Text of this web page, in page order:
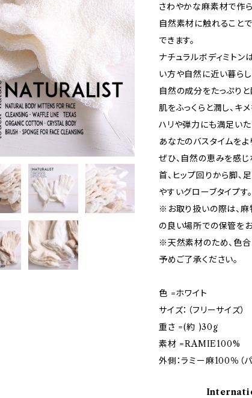
さわやかな麻素材で作ら
自然素材に触れること
できます。
ナチュラルボディミトン
い方や自然に近い暮ら
自然の成分をたっぷりと
肌をふっくらと潤し、キ
ハリや弾力にも満足いた
あなたのバスタイムをよ
ぜひ、自然の恵みを感じ
首、ヒップ回りから脚、
やすいグローブタイプす。
※お取り扱いの際は、麻
の良い場所での保管をお
※天然素材のため、色合
予めご了承ください。
色 =ホワイト
サイズ：（フリーサイズ）
重さ =(約 )30g
素材 =RAMIE100%
外側：ラミー麻100％（